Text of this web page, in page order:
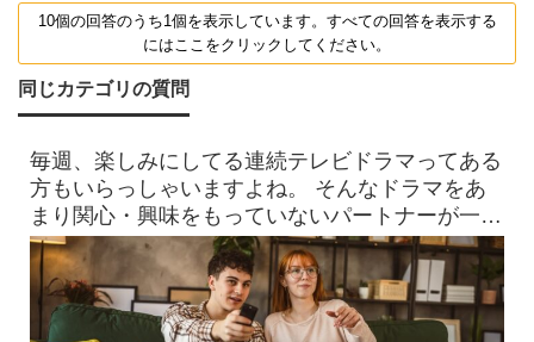
10個の回答のうち1個を表示しています。すべての回答を表示する
にはここをクリックしてください。
同じカテゴリの質問
毎週、楽しみにしてる連続テレビドラマってある
方もいらっしゃいますよね。 そんなドラマをあ
まり関心・興味をもっていないパートナーが一緒
に見ているときに ド